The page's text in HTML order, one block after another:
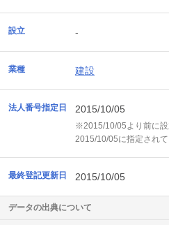
設立 -
業種 建設
法人番号指定日 2015/10/05
※2015/10/05より前に
2015/10/05に指定されて
最終登記更新日 2015/10/05
データの出典について